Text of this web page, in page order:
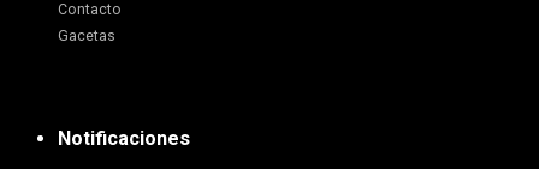
Contacto
Gacetas
Notificaciones